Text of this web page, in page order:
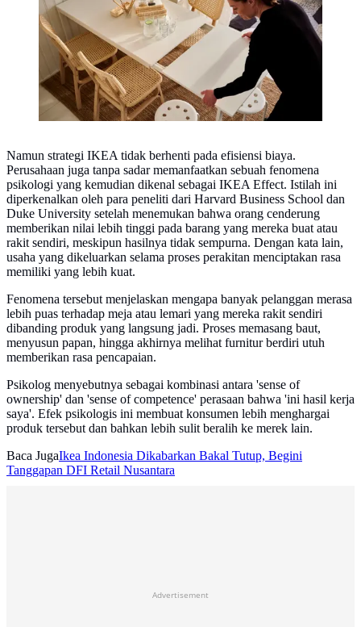
Namun strategi IKEA tidak berhenti pada efisiensi biaya.
Perusahaan juga tanpa sadar memanfaatkan sebuah fenomena
psikologi yang kemudian dikenal sebagai IKEA Effect. Istilah ini
diperkenalkan oleh para peneliti dari Harvard Business School dan
Duke University setelah menemukan bahwa orang cenderung
memberikan nilai lebih tinggi pada barang yang mereka buat atau
rakit sendiri, meskipun hasilnya tidak sempurna. Dengan kata lain,
usaha yang dikeluarkan selama proses perakitan menciptakan rasa
memiliki yang lebih kuat.
Fenomena tersebut menjelaskan mengapa banyak pelanggan merasa
lebih puas terhadap meja atau lemari yang mereka rakit sendiri
dibanding produk yang langsung jadi. Proses memasang baut,
menyusun papan, hingga akhirnya melihat furnitur berdiri utuh
memberikan rasa pencapaian.
Psikolog menyebutnya sebagai kombinasi antara 'sense of
ownership' dan 'sense of competence' perasaan bahwa 'ini hasil kerja
saya'. Efek psikologis ini membuat konsumen lebih menghargai
produk tersebut dan bahkan lebih sulit beralih ke merek lain.
Baca JugaIkea Indonesia Dikabarkan Bakal Tutup, Begini
Tanggapan DFI Retail Nusantara
Advertisement